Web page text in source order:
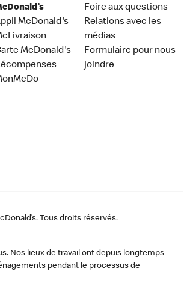
McDonald's
McDonald's
Foire aux questions
Relations avec les
médias
Formulaire pour nous
joindre
Tous droits réservés.
Nos lieux de travail ont depuis longtemps
pendant le processus de